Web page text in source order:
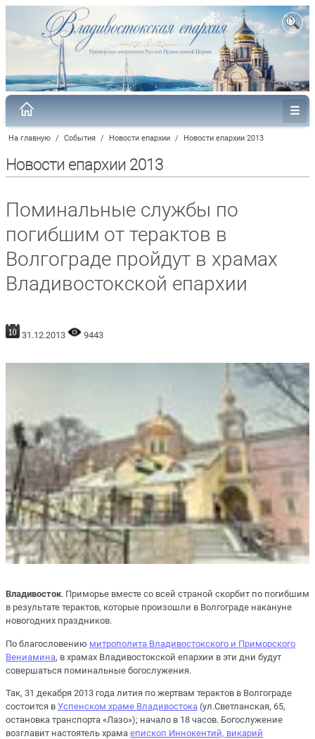
На главную / События / Новости епархии / Новости епархии 2013
Новости епархии 2013
Поминальные службы по
погибшим от терактов в
Волгограде пройдут в храмах
Владивостокской епархии
31.12.2013 9443
Владивосток. Приморье вместе со всей страной скорбит по погибшим
в результате терактов, которые произошли в Волгограде накануне
новогодних праздников.
По благословению митрополита Владивостокского и Приморского
Вениамина, в храмах Владивостокской епархии в эти дни будут
совершаться поминальные богослужения.
Так, 31 декабря 2013 года лития по жертвам терактов в Волгограде
состоится в Успенском храме Владивостока (ул.Светланская, 65,
остановка транспорта «Лазо»); начало в 18 часов. Богослужение
возглавит настоятель храма епископ Иннокентий, викарий